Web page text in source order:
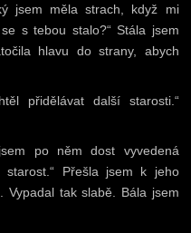
jsem měla strach, když mi
s tebou stalo?“ Stála jsem
hlavu do strany, abych
přidělávat další starosti.“
jsem po něm dost vyvedená
Přešla jsem k jeho
tak slabě. Bála jsem